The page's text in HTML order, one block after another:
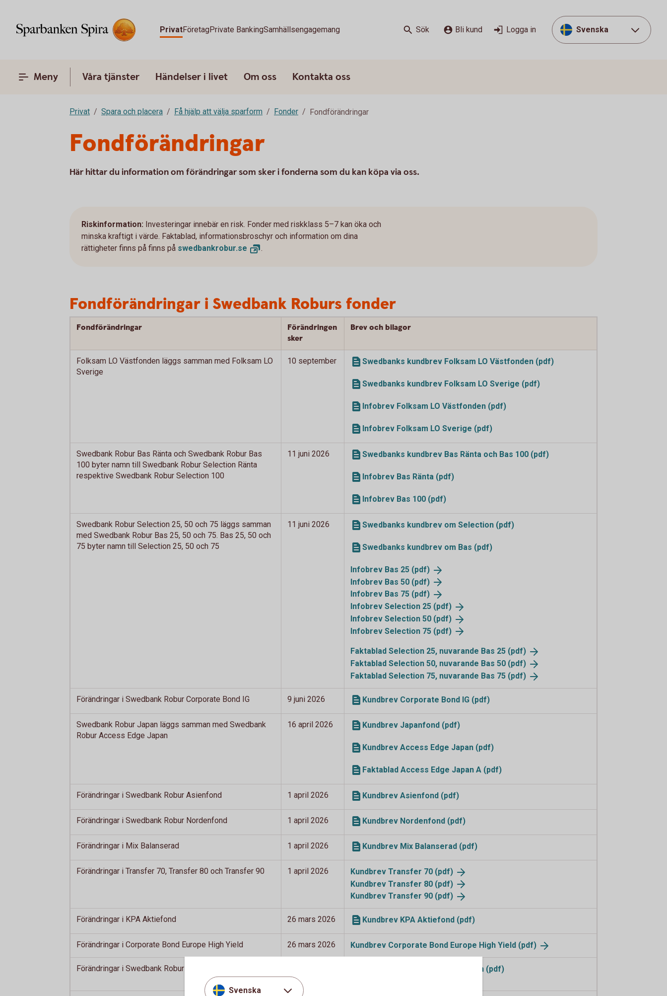
PrivatFöretagPrivate BankingSamhällsengagemang Sök Bli kund Logga in Svenska
Meny Våra tjänster Händelser i livet Om oss Kontakta oss
Privat Spara och placera Få hjälp att välja sparform Fonder Fondförändringar
Fondförändringar
Här hittar du information om förändringar som sker i fonderna som du kan köpa via oss.
Riskinformation: Investeringar innebär en risk. Fonder med riskklass 5–7 kan öka och
minska kraftigt i värde. Faktablad, informationsbroschyr och information om dina
rättigheter finns på finns på swedbankrobur.se .
Fondförändringar i Swedbank Roburs fonder
Fondförändringar
Förändringen
sker
Brev och bilagor
Folksam LO Västfonden läggs samman med Folksam LO
Sverige
10 september Swedbanks kundbrev Folksam LO Västfonden (pdf)
Swedbanks kundbrev Folksam LO Sverige (pdf)
Infobrev Folksam LO Västfonden (pdf)
Infobrev Folksam LO Sverige (pdf)
Swedbank Robur Bas Ränta och Swedbank Robur Bas
100 byter namn till Swedbank Robur Selection Ränta
respektive Swedbank Robur Selection 100
11 juni 2026 Swedbanks kundbrev Bas Ränta och Bas 100 (pdf)
Infobrev Bas Ränta (pdf)
Infobrev Bas 100 (pdf)
Swedbank Robur Selection 25, 50 och 75 läggs samman
med Swedbank Robur Bas 25, 50 och 75. Bas 25, 50 och
75 byter namn till Selection 25, 50 och 75
11 juni 2026 Swedbanks kundbrev om Selection (pdf)
Swedbanks kundbrev om Bas (pdf)
Infobrev Bas 25 (pdf)
Infobrev Bas 50 (pdf)
Infobrev Bas 75 (pdf)
Infobrev Selection 25 (pdf)
Infobrev Selection 50 (pdf)
Infobrev Selection 75 (pdf)
Faktablad Selection 25, nuvarande Bas 25 (pdf)
Faktablad Selection 50, nuvarande Bas 50 (pdf)
Faktablad Selection 75, nuvarande Bas 75 (pdf)
Förändringar i Swedbank Robur Corporate Bond IG 9 juni 2026 Kundbrev Corporate Bond IG (pdf)
Swedbank Robur Japan läggs samman med Swedbank
Robur Access Edge Japan
16 april 2026 Kundbrev Japanfond (pdf)
Kundbrev Access Edge Japan (pdf)
Faktablad Access Edge Japan A (pdf)
Förändringar i Swedbank Robur Asienfond 1 april 2026 Kundbrev Asienfond (pdf)
Förändringar i Swedbank Robur Nordenfond 1 april 2026 Kundbrev Nordenfond (pdf)
Förändringar i Mix Balanserad 1 april 2026 Kundbrev Mix Balanserad (pdf)
Förändringar i Transfer 70, Transfer 80 och Transfer 90 1 april 2026 Kundbrev Transfer 70 (pdf)
Kundbrev Transfer 80 (pdf)
Kundbrev Transfer 90 (pdf)
Förändringar i KPA Aktiefond 26 mars 2026 Kundbrev KPA Aktiefond (pdf)
Förändringar i Corporate Bond Europe High Yield 26 mars 2026 Kundbrev Corporate Bond Europe High Yield (pdf)
Förändringar i Swedbank Robur Folksam LO Obligation
2026
Kundbrev Folksam LO Obligation (pdf)
Svenska